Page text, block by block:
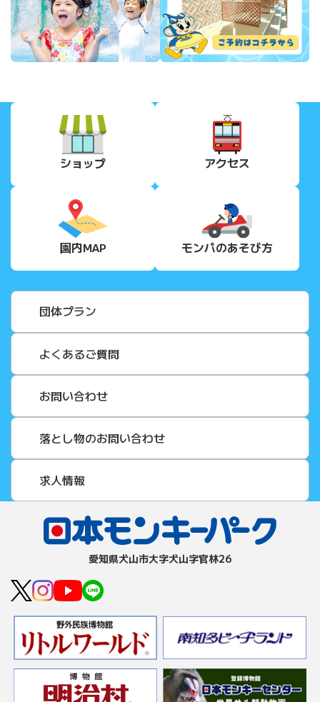
ショップ アクセス
園内MAP モンパのあそび方
団体プラン
よくあるご質問
お問い合わせ
落とし物のお問い合わせ
求人情報
愛知県⽝⼭市⼤字⽝⼭字官林26